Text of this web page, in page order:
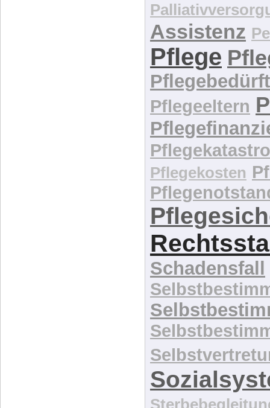
Assistenz
Pflege
Pflegeeltern
Pflegekosten
Schadensfall